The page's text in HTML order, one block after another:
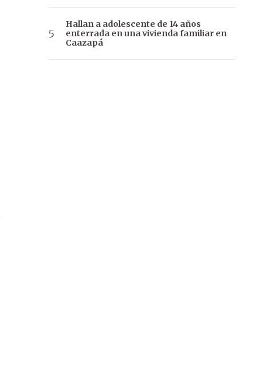
Hallan a adolescente de 14 años
enterrada en una vivienda familiar en
Caazapá